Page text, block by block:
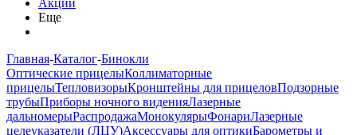
Акции
Еще
Главная-Каталог-Бинокли
Оптические прицелыКоллиматорные
прицелыТепловизорыКронштейны для прицеловПодзорные
трубыПриборы ночного виденияЛазерные
дальномерыРаспродажаМонокулярыФонариЛазерные
целеуказатели (ЛЦУ)Аксессуары для оптикиБарометры и